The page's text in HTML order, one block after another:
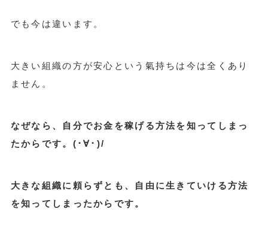
でも今は違います。
大きい組織の方が安心という氣持ちは今は全くあり
ません。
なぜなら、自分でお金を稼げる方法を知ってしまっ
たからです。(･∀･)/
大きな組織に頼らずとも、自由に生きていける方法
を知ってしまったからです。